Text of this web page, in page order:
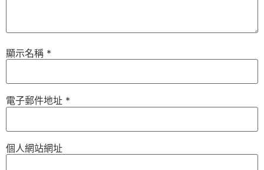
顯示名稱 *
電子郵件地址 *
個人網站網址